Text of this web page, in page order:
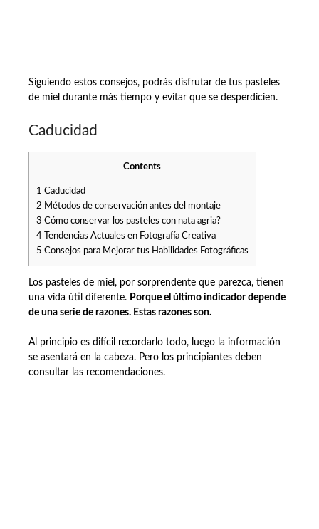
Siguiendo estos consejos, podrás disfrutar de tus pasteles
de miel durante más tiempo y evitar que se desperdicien.
Caducidad
Contents
1 Caducidad
2 Métodos de conservación antes del montaje
3 Cómo conservar los pasteles con nata agria?
4Tendencias Actuales en Fotografía Creativa
5 Consejos para Mejorar tus Habilidades Fotográficas
Los pasteles de miel, por sorprendente que parezca, tienen
una vida útil diferente. Porque el último indicador depende
de una serie de razones. Estas razones son.
Al principio es difícil recordarlo todo, luego la información
se asentará en la cabeza. Pero los principiantes deben
consultar las recomendaciones.